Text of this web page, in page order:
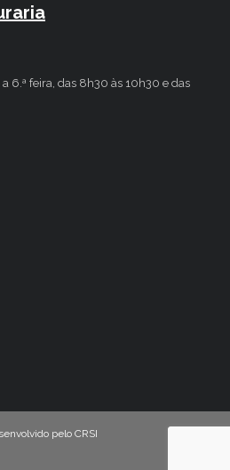
6.ª feira, das 8h30 às 10h30 e das
pelo CRSI